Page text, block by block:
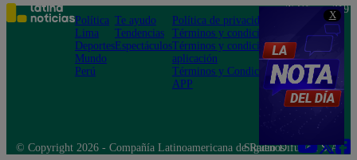
X
sin el
servicio de
Sedapal
Política
Lima
Deportes
Mundo
Perú
Te ayudo
Tendencias
Espectáculos
Política de privacidad
Términos y condiciones
Términos y condiciones
aplicación
Términos y Condiciones
APP
Teléfono: 219
Av. San
Felipe 968
Jesús María
© Copyright 2026 - Compañía Latinoamericana de Radio Difusión S.A.
Síguenos